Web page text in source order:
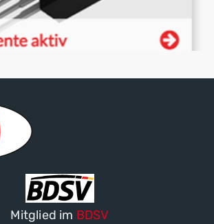
Mitglied im BDSV